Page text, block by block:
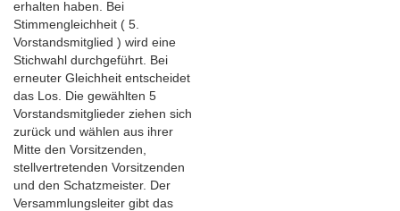
erhalten haben. Bei
Stimmengleichheit ( 5.
Vorstandsmitglied ) wird eine
Stichwahl durchgeführt. Bei
erneuter Gleichheit entscheidet
das Los. Die gewählten 5
Vorstandsmitglieder ziehen sich
zurück und wählen aus ihrer
Mitte den Vorsitzenden,
stellvertretenden Vorsitzenden
und den Schatzmeister. Der
Versammlungsleiter gibt das